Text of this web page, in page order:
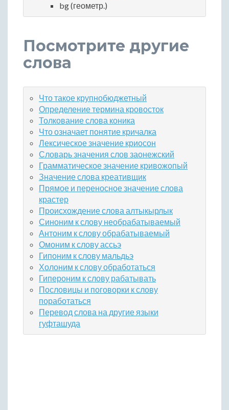
bg (геометр.)
Посмотрите другие
слова
Что такое крупнобюджетный
Определение термина кровосток
Толкование слова коника
Что означает понятие кричалка
Лексическое значение криосон
Словарь значения слов заонежский
Грамматическое значение кривожопый
Значение слова креативщик
Прямое и переносное значение слова
крастер
Происхождение слова алтыкырлык
Синоним к слову необрабатываемый
Антоним к слову обрабатываемый
Омоним к слову ассьэ
Гипоним к слову мальдьэ
Холоним к слову обработаться
Гипероним к слову рабатывать
Пословицы и поговорки к слову
поработаться
Перевод слова на другие языки
гуфташуда